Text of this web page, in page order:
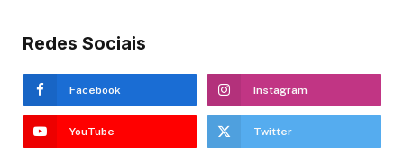
Redes Sociais
Facebook Instagram
YouTube Twitter